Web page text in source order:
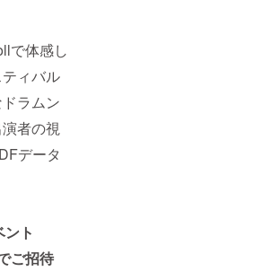
で体感し
ィバル
ラムン
者の視
データ
ト
ご招待